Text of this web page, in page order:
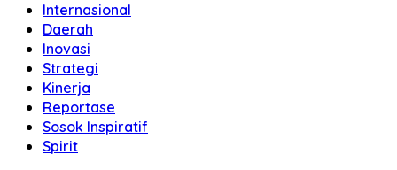
Internasional
Daerah
Inovasi
Strategi
Kinerja
Reportase
Sosok Inspiratif
Spirit